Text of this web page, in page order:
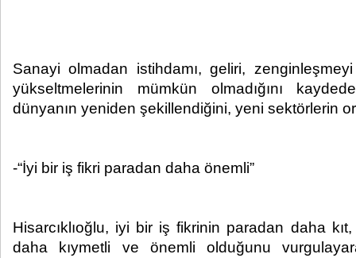
Sanayi olmadan istihdamı, geliri,
yükseltmelerinin mümkün olmadığını
dünyanın yeniden şekillendiğini, yeni sektörlerin
-“İyi bir iş fikri paradan daha önemli”
Hisarcıklıoğlu, iyi bir iş fikrinin paradan daha
daha kıymetli ve önemli olduğunu